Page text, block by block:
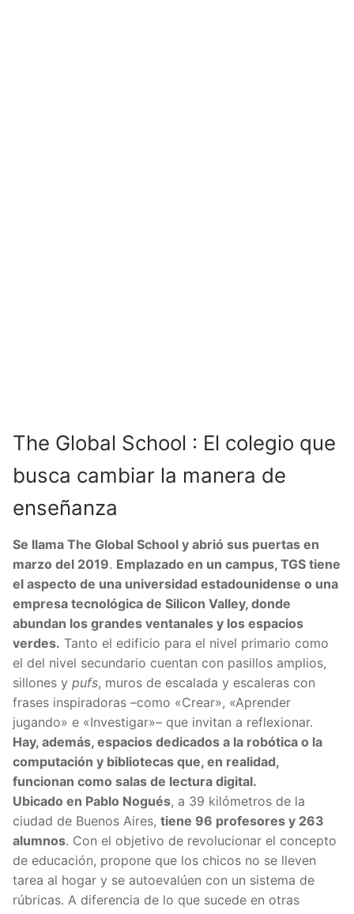
The Global School : El colegio que
busca cambiar la manera de
enseñanza
Se llama The Global School y abrió sus puertas en
marzo del 2019. Emplazado en un campus, TGS tiene
el aspecto de una universidad estadounidense o una
empresa tecnológica de Silicon Valley, donde
abundan los grandes ventanales y los espacios
verdes. Tanto el edificio para el nivel primario como
el del nivel secundario cuentan con pasillos amplios,
sillones y pufs, muros de escalada y escaleras con
frases inspiradoras –como «Crear», «Aprender
jugando» e «Investigar»– que invitan a reflexionar.
Hay, además, espacios dedicados a la robótica o la
computación y bibliotecas que, en realidad,
funcionan como salas de lectura digital.
Ubicado en Pablo Nogués, a 39 kilómetros de la
ciudad de Buenos Aires, tiene 96 profesores y 263
alumnos. Con el objetivo de revolucionar el concepto
de educación, propone que los chicos no se lleven
tarea al hogar y se autoevalúen con un sistema de
rúbricas. A diferencia de lo que sucede en otras